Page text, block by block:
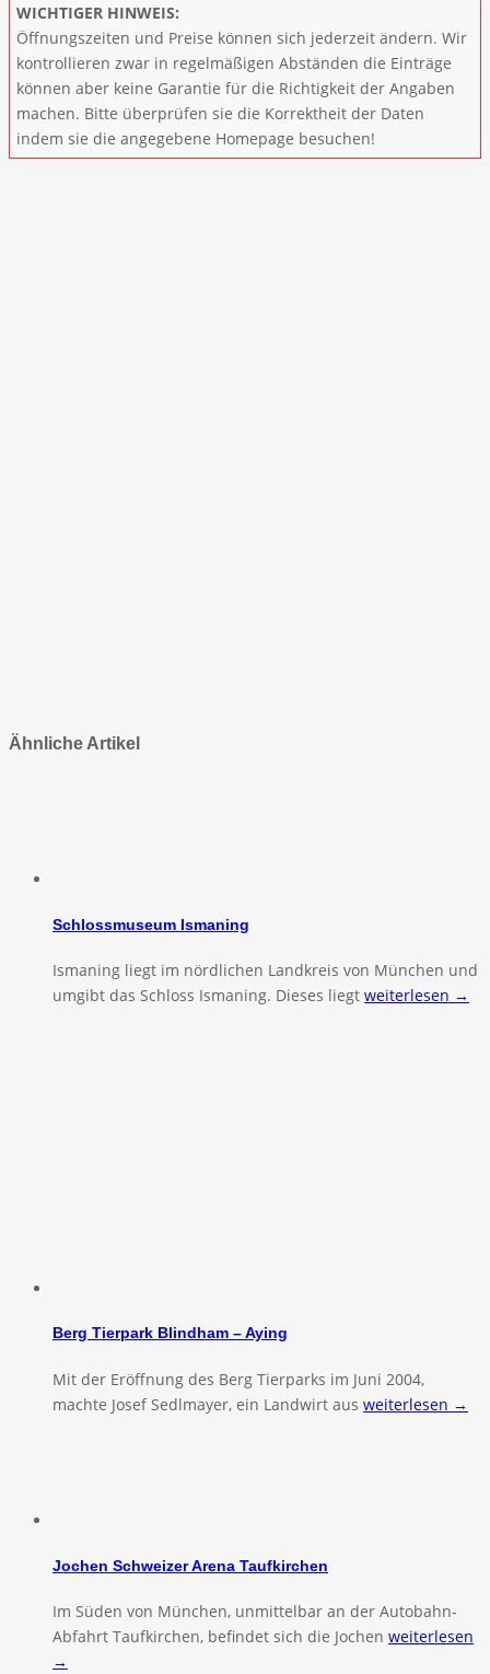
WICHTIGER HINWEIS:
Öffnungszeiten und Preise können sich jederzeit ändern. Wir
kontrollieren zwar in regelmäßigen Abständen die Einträge
können aber keine Garantie für die Richtigkeit der Angaben
machen. Bitte überprüfen sie die Korrektheit der Daten
indem sie die angegebene Homepage besuchen!
Ähnliche Artikel
Schlossmuseum Ismaning
Ismaning liegt im nördlichen Landkreis von München und
umgibt das Schloss Ismaning. Dieses liegt weiterlesen →
Berg Tierpark Blindham – Aying
Mit der Eröffnung des Berg Tierparks im Juni 2004,
machte Josef Sedlmayer, ein Landwirt aus weiterlesen →
Jochen Schweizer Arena Taufkirchen
Im Süden von München, unmittelbar an der Autobahn-
Abfahrt Taufkirchen, befindet sich die Jochen weiterlesen
→